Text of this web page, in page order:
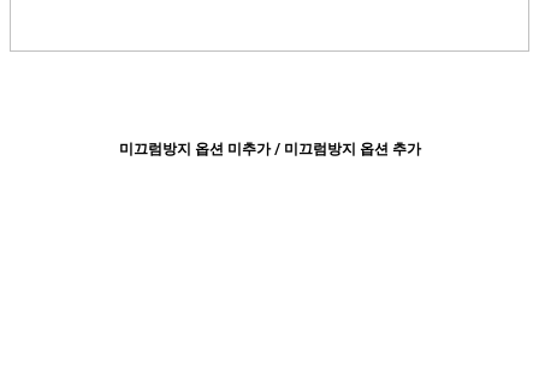
미끄럼방지 옵션 미추가 / 미끄럼방지 옵션 추가​